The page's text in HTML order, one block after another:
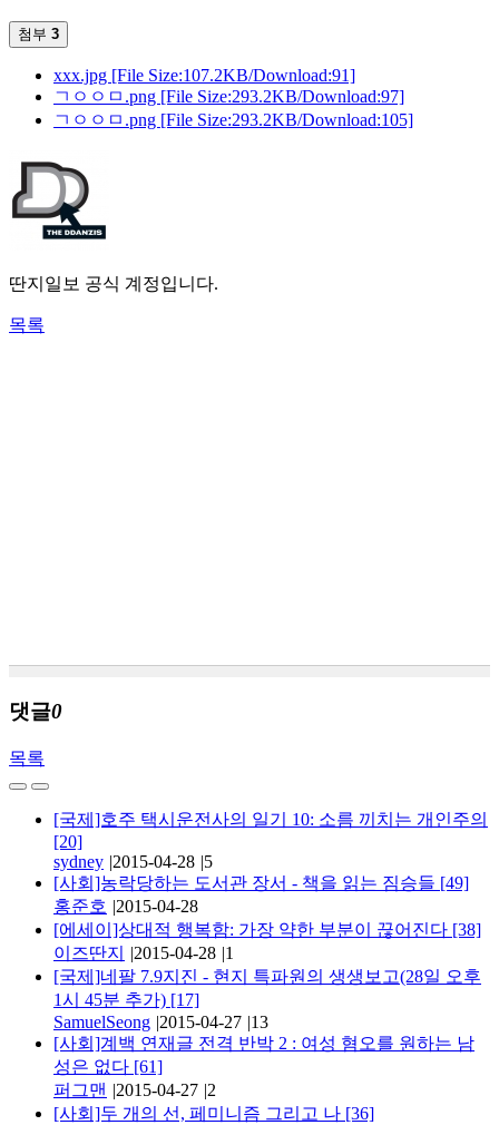
첨부 3
xxx.jpg [File Size:107.2KB/Download:91]
ㄱㅇㅇㅁ.png [File Size:293.2KB/Download:97]
ㄱㅇㅇㅁ.png [File Size:293.2KB/Download:105]
딴지일보 공식 계정입니다.
목록
댓글0
목록
[국제]호주 택시운전사의 일기 10: 소름 끼치는 개인주의
[20]
sydney |2015-04-28 |5
[사회]농락당하는 도서관 장서 - 책을 읽는 짐승들 [49]
홍준호 |2015-04-28
[에세이]상대적 행복함: 가장 약한 부분이 끊어진다 [38]
이즈딴지
|2015-04-28 |1
[국제]네팔 7.9지진 - 현지 특파원의 생생보고(28일 오후
1시 45분 추가) [17]
SamuelSeong |2015-04-27 |13
[사회]계백 연재글 전격 반박 2 : 여성 혐오를 원하는 남
성은 없다 [61]
퍼그맨 |2015-04-27 |2
[사회]두 개의 선, 페미니즘 그리고 나 [36]